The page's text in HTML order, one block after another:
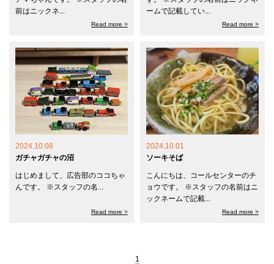
前はニックネ...
Read more >
ームで記載してい...
Read more >
2024.10.08
ガチャガチャの沼
はじめまして、広告部のココちゃ
んです。 ※スタッフの名...
Read more >
2024.10.01
ソーキそば
こんにちは、コールセンターのチ
ョウです。 ※スタッフの名前はニ
ックネームで記載...
Read more >
1